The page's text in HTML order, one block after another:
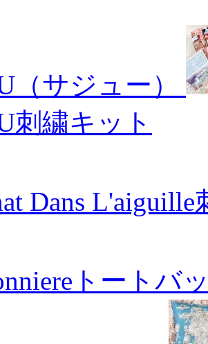
（サジュー）
刺繍キット
Dans
トートバ